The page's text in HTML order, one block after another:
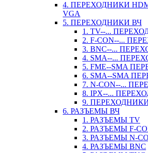
4. ПЕРЕХОДНИКИ
VGA
5. ПЕРЕХОДНИКИ ВЧ
1. TV--...
2. F-CON--...
3. BNC--...
4. SMA--...
5. FME--SMA
6. SMA--SMA
7. N-CON--...
8. IPX--...
9.
6. РАЗЪЕМЫ ВЧ
1. РАЗЪЕМЫ TV
2. РАЗЪЕМЫ F-
3. РАЗЪЕМЫ N-
4. РАЗЪЕМЫ BNC